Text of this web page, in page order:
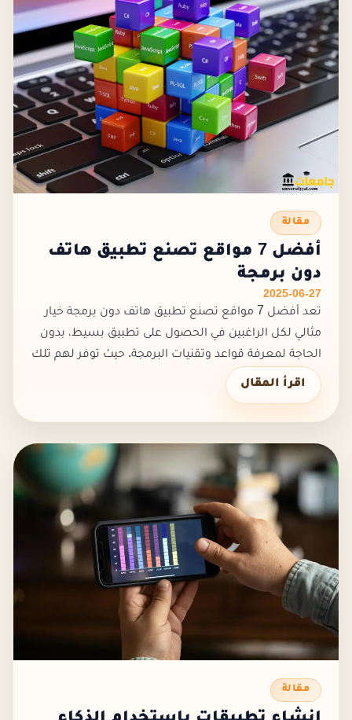
مقالة
أفضل 7 مواقع تصنع تطبيق هاتف
دون برمجة
2025-06-27
تعد أفضل 7 مواقع تصنع تطبيق هاتف دون برمجة خيار
مثالي لكل الراغبين في الحصول على تطبيق بسيط، بدون
الحاجة لمعرفة قواعد وتقنيات البرمجة. حيث توفر لهم تلك
التطبيقات واجهة مستخدم سهلة، يمكنهم ببساطة
التعامل معها. أفضل 7 م...
اقرأ المقال
مقالة